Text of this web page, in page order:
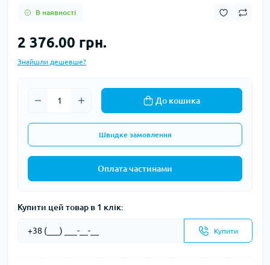
В наявності
2 376.00 грн.
Знайшли дешевше?
До кошика
Швидке замовлення
Оплата частинами
Купити цей товар в 1 клік:
Купити